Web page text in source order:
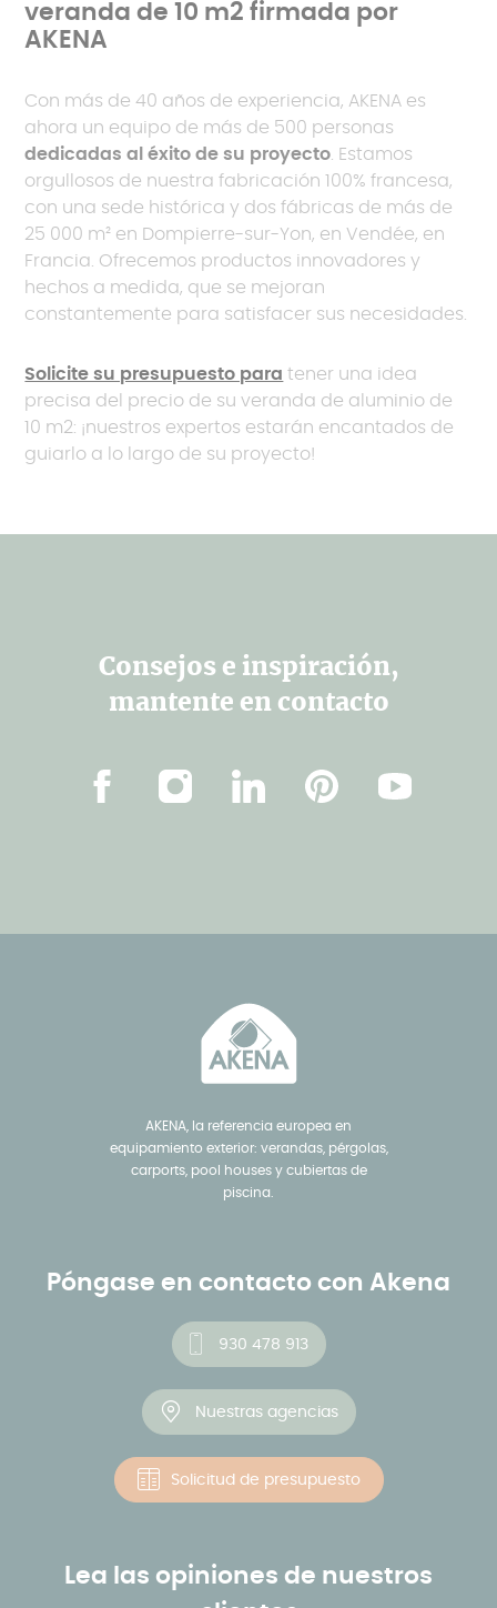
veranda de 10 m2 firmada por
AKENA
Con más de 40 años de experiencia, AKENA es
ahora un equipo de más de 500 personas
dedicadas al éxito de su proyecto. Estamos
orgullosos de nuestra fabricación 100% francesa,
con una sede histórica y dos fábricas de más de
25 000 m² en Dompierre-sur-Yon, en Vendée, en
Francia. Ofrecemos productos innovadores y
hechos a medida, que se mejoran
constantemente para satisfacer sus necesidades.
Solicite su presupuesto para tener una idea
precisa del precio de su veranda de aluminio de
10 m2: ¡nuestros expertos estarán encantados de
guiarlo a lo largo de su proyecto!
AKENA, la referencia europea en
equipamiento exterior: verandas, pérgolas,
carports, pool houses y cubiertas de
piscina.
Póngase en contacto con Akena
930 478 913
Nuestras agencias
Solicitud de presupuesto
Lea las opiniones de nuestros
Consejos e inspiración,
mantente en contacto
FacebookInstagramLinkedinPinterestYouTube